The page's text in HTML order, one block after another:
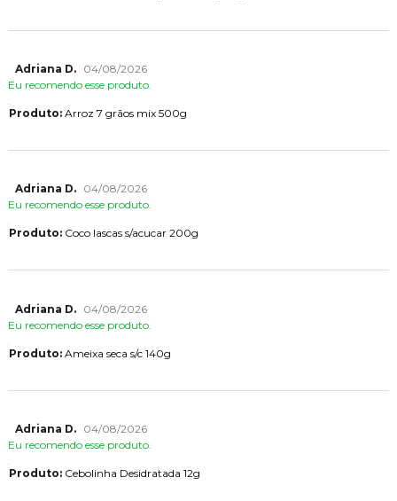
Adriana D.
04/08/2026
Eu recomendo esse produto.
Produto:Arroz 7 grãos mix 500g
Adriana D.
04/08/2026
Eu recomendo esse produto.
Produto:Coco lascas s/acucar 200g
Adriana D.
04/08/2026
Eu recomendo esse produto.
Produto:Ameixa seca s/c 140g
Adriana D.
04/08/2026
Eu recomendo esse produto.
Produto:Cebolinha Desidratada 12g